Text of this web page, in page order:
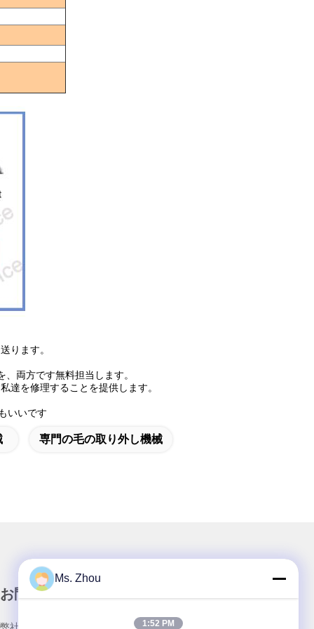
ります。
両方です無料担当します。
達を修理することを提供します。
いいです
専門の毛の取り外し機械
お問い合わせ
Ms. Zhou
1:52 PM